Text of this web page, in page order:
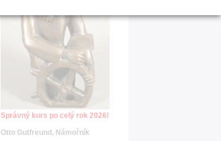
Správný kurs po celý rok 2026!
Otto Gutfreund, Námořník